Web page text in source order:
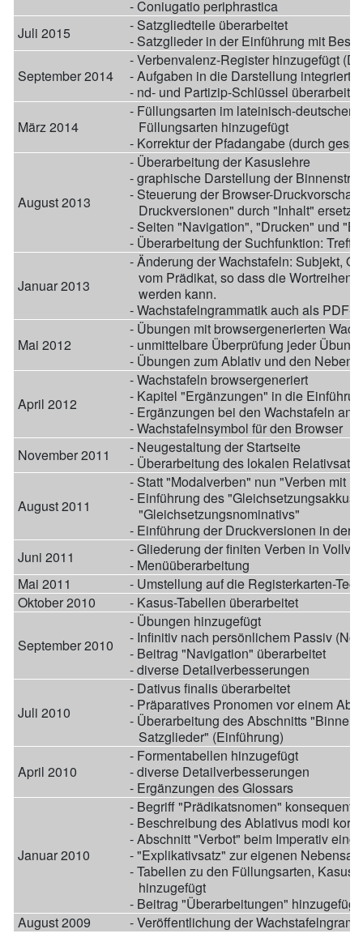
- Coniugatio periphrastica
Juli 2015
- Satzgliedteile überarbeitet
- Satzglieder in der Einführung mit
September 2014
- Verbenvalenz-Register hinzugefügt
- Aufgaben in die Darstellung integriert
- nd- und Partizip-Schlüssel überarbeitet
März 2014
- Füllungsarten im lateinisch-deutschen
Füllungsarten hinzugefügt
- Korrektur der Pfadangabe (durch
August 2013
- Überarbeitung der Kasuslehre
- graphische Darstellung der
- Steuerung der Browser-
Druckversionen" durch "Inhalt" ersetzt
- Seiten "Navigation", "Drucken" und
- Überarbeitung der Suchfunktion:
Januar 2013
- Änderung der Wachstafeln: Subjekt,
vom Prädikat, so dass die
werden kann.
- Wachstafelngrammatik auch als PDF-
Mai 2012
- Übungen mit browsergenerierten
- unmittelbare Überprüfung jeder
- Übungen zum Ablativ und den
April 2012
- Wachstafeln browsergeneriert
- Kapitel "Ergänzungen" in die
- Ergänzungen bei den Wachstafeln an
- Wachstafelnsymbol für den Browser
November 2011
- Neugestaltung der Startseite
- Überarbeitung des lokalen
August 2011
- Statt "Modalverben" nun "Verben mit
- Einführung des
"Gleichsetzungsnominativs"
- Einführung der Druckversionen in der
Juni 2011
- Gliederung der finiten Verben in
- Menüüberarbeitung
Mai 2011
- Umstellung auf die Registerkarten-
Oktober 2010
- Kasus-Tabellen überarbeitet
September 2010
- Übungen hinzugefügt
- Infinitiv nach persönlichem Passiv
- Beitrag "Navigation" überarbeitet
- diverse Detailverbesserungen
Juli 2010
- Dativus finalis überarbeitet
- Präparatives Pronomen vor einem
- Überarbeitung des Abschnitts
Satzglieder" (Einführung)
April 2010
- Formentabellen hinzugefügt
- diverse Detailverbesserungen
- Ergänzungen des Glossars
Januar 2010
- Begriff "Prädikatsnomen" konsequent
- Beschreibung des Ablativus modi
- Abschnitt "Verbot" beim Imperativ
- "Explikativsatz" zur eigenen
- Tabellen zu den Füllungsarten, Kasus
hinzugefügt
- Beitrag "Überarbeitungen" hinzugefügt
August 2009
- Veröffentlichung der